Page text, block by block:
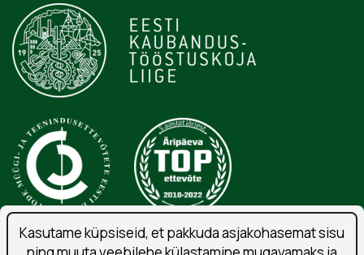
Kasutame küpsiseid, et pakkuda asjakohasemat sisu